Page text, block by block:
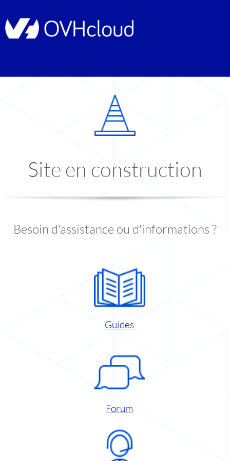
Site en construction
Besoin d'assistance ou d'informations ?
Guides
Forum